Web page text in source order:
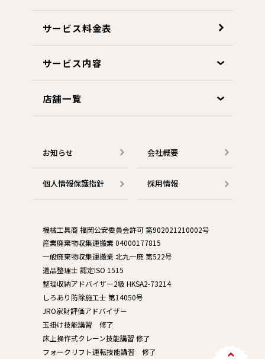
サービス料金表
サービス内容
店舗一覧
お知らせ 会社概要
個人情報保護指針 採用情報
機械工具商 福岡公安委員会許可 第902021210002号
産業廃棄物収集運搬業 04000177815
一般廃棄物収集運搬業 北九一廃 第522号
遺品整理士 認定ISO 1515
整理収納アドバイザー2級 HKSA2-73214
しろあり防除施工士 第14050号
JRO家財評価アドバイザー
玉掛け技能講習 修了
床上操作式クレーン技能講習 修了
フォークリフト運転技能講習 修了